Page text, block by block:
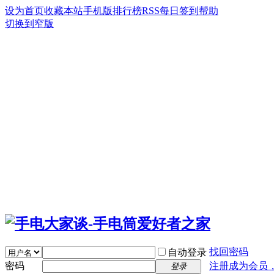
设为首页收藏本站手机版排行榜RSS每日签到 帮助
切换到窄版
自动登录 找回密码
密码
登录 注册成为会员